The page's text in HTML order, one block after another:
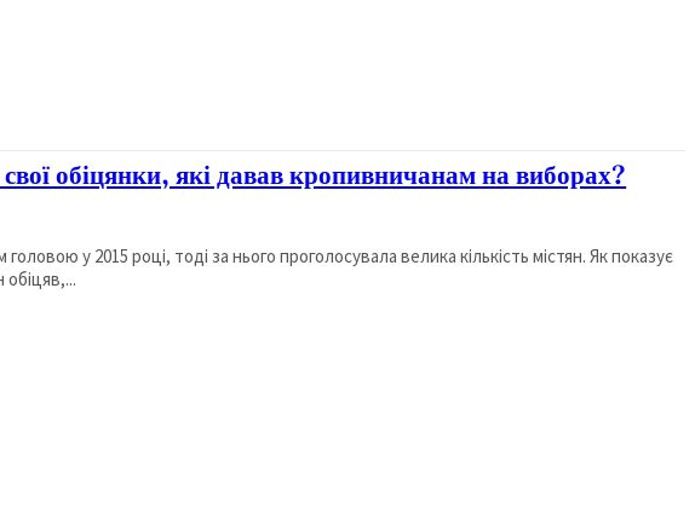
обіцянки, які давав кропивничанам на виборах?
у 2015 році, тоді за нього проголосувала велика кількість містян. Як показує
обіцяв,...